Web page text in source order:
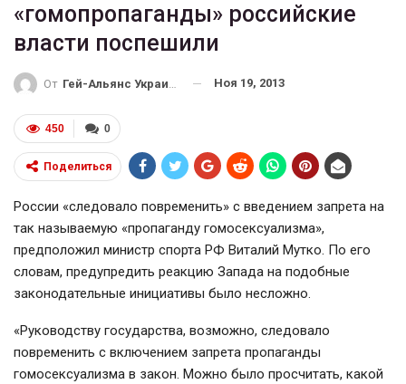
«гомопропаганды» российские
власти поспешили
От Гей-Альянс Украина Ноя 19, 2013
0
450
Поделиться
России «следовало повременить» с введением запрета на
так называемую «пропаганду гомосексуализма»,
предположил министр спорта РФ Виталий Мутко. По его
словам, предупредить реакцию Запада на подобные
законодательные инициативы было несложно.
«Руководству государства, возможно, следовало
повременить с включением запрета пропаганды
гомосексуализма в закон. Можно было просчитать, какой